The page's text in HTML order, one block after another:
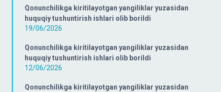
Qonunchilikga kiritilayotgan yangiliklar yuzasidan
huquqiy tushuntirish ishlari olib borildi
19/06/2026
Qonunchilikga kiritilayotgan yangiliklar yuzasidan
huquqiy tushuntirish ishlari olib borildi
12/06/2026
Qonunchilikga kiritilayotgan yangiliklar yuzasidan